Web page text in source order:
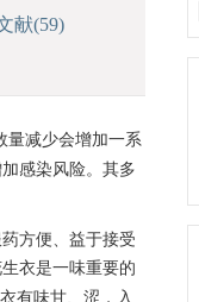
献(59)
量减少会增加一系
感染风险。其多
方便、益于接受
衣是一味重要的
有味甘、涩，入